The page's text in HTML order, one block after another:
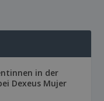
in der
Dexeus Mujer